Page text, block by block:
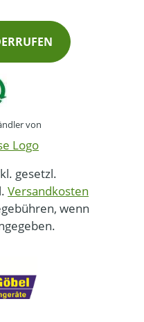
von
gesetzl.
Versandkosten
wenn